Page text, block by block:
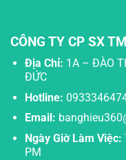
CÔNG TY CP SX
Địa Chỉ: 1A – ĐÀO
ĐỨC
Hotline:
Email:
Ngày Giờ Làm Việc:
PM